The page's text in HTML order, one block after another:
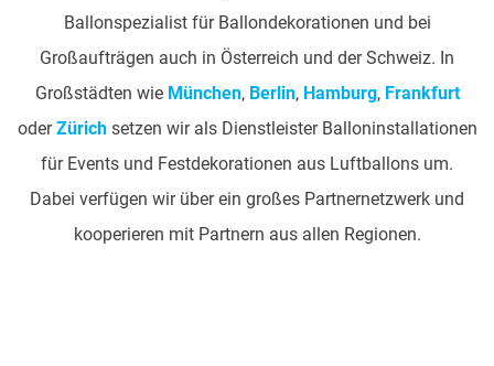
Ballonspezialist für Ballondekorationen und bei
Großaufträgen auch in Österreich und der Schweiz. In
Großstädten wie München, Berlin, Hamburg, Frankfurt
oderZürichsetzen wir als Dienstleister Balloninstallationen
für Events und Festdekorationen aus Luftballons um.
Dabei verfügen wir über ein großes Partnernetzwerk und
kooperieren mit Partnern aus allen Regionen.